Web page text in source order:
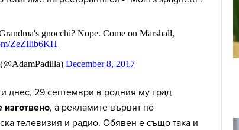
днес, 29 септември в родния му град
, а рекламите вървят по
телевизия и радио. Обявен е също така и